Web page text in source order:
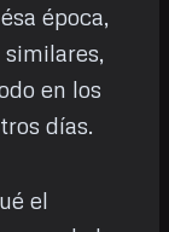
época,
en los
días.
el